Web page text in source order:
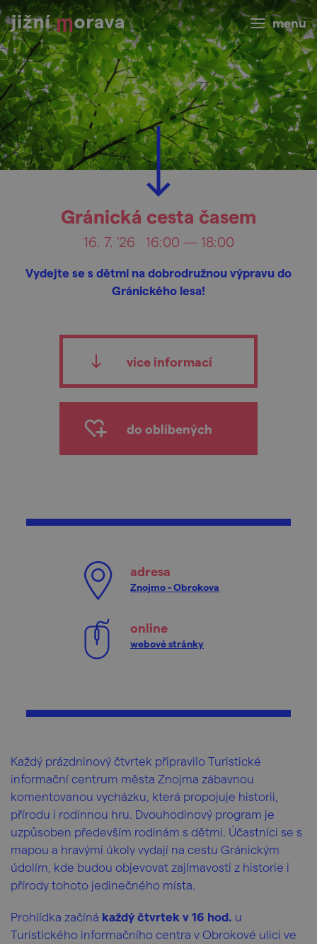
menu
Gránická cesta časem
16. 7. '26 16:00 — 18:00
Vydejte se s dětmi na dobrodružnou výpravu do
Gránického lesa!
více informací
do oblíbených
adresa
Znojmo - Obrokova
online
webové stránky
Každý prázdninový čtvrtek připravilo Turistické
informační centrum města Znojma zábavnou
komentovanou vycházku, která propojuje historii,
přírodu i rodinnou hru. Dvouhodinový program je
uzpůsoben především rodinám s dětmi. Účastníci se s
mapou a hravými úkoly vydají na cestu Gránickým
údolím, kde budou objevovat zajímavosti z historie i
přírody tohoto jedinečného místa.
Prohlídka začíná každý čtvrtek v 16 hod. u
Turistického informačního centra v Obrokové ulici ve